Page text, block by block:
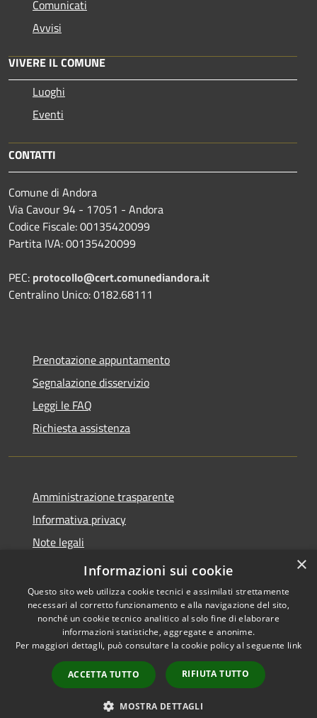
Comunicati
Avvisi
VIVERE IL COMUNE
Luoghi
Eventi
CONTATTI
Comune di Andora
Via Cavour 94 - 17051 - Andora
Codice Fiscale: 00135420099
Partita IVA: 00135420099
PEC: protocollo@cert.comunediandora.it
Centralino Unico: 0182.68111
Prenotazione appuntamento
Segnalazione disservizio
Leggi le FAQ
Richiesta assistenza
Amministrazione trasparente
Informativa privacy
Note legali
Dichiarazione di accessibilità
Accessibilità
Copyright © 2026 • Comune di
Andora • Powered by
Municipium•
Accesso
redazione
×
Informazioni sui cookie
Questo sito web utilizza cookie tecnici e assimilati strettamente
necessari al corretto funzionamento e alla navigazione del sito,
nonché un cookie tecnico analitico al solo fine di elaborare
informazioni statistiche, aggregate e anonime.
Per maggiori dettagli, può consultare la cookie policy al seguente link
ACCETTA TUTTO RIFIUTA TUTTO
MOSTRA DETTAGLI